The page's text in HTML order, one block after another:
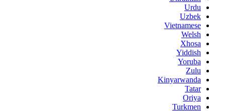
Urdu
Uzbek
Vietnamese
Welsh
Xhosa
Yiddish
Yoruba
Zulu
Kinyarwanda
Tatar
Oriya
Turkmen